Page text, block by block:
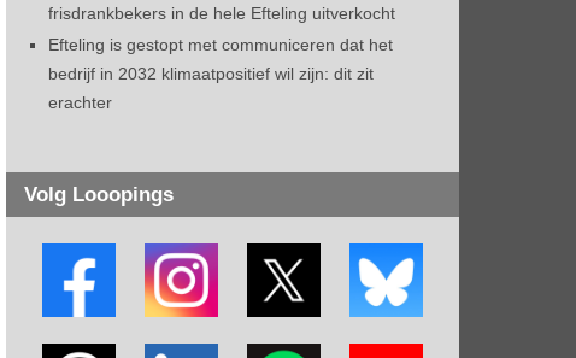
frisdrankbekers in de hele Efteling uitverkocht
Efteling is gestopt met communiceren dat het
bedrijf in 2032 klimaatpositief wil zijn: dit zit
erachter
Volg Looopings